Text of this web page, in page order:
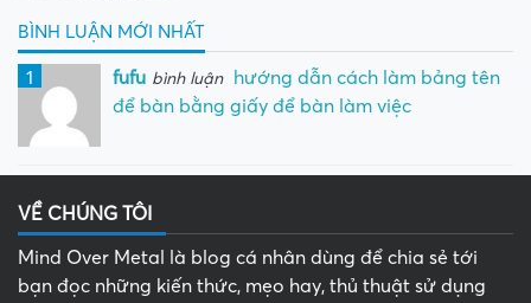
BÌNH LUẬN MỚI NHẤT
1 fufu bình luận
hướng dẫn cách làm bảng tên
để bàn bằng giấy để bàn làm việc
VỀ CHÚNG TÔI
Mind Over Metal là blog cá nhân dùng để chia sẻ tới
bạn đọc những kiến thức, mẹo hay, thủ thuật sử dụng